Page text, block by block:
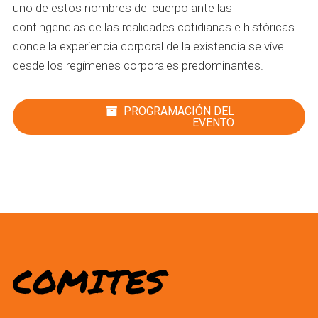
uno de estos nombres del cuerpo ante las
contingencias de las realidades cotidianas e históricas
donde la experiencia corporal de la existencia se vive
desde los regímenes corporales predominantes.
PROGRAMACIÓN DEL
EVENTO
COMITES